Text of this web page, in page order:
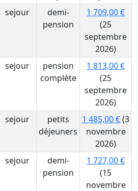
sejour
demi-
pension
1 709,00 €
(25
septembre
2026)
sejour
pension
complète
1 813,00 €
(25
septembre
2026)
sejour
petits
déjeuners
1 485,00 €(3
novembre
2026)
sejour
demi-
pension
1 727,00 €
(15
novembre